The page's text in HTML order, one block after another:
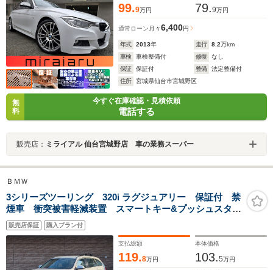
99.9万円 79.9万円
通常ローン 月々6,400円
年式 2013年 走行 8.2万km
車検
車検整備付 修復
なし
保証
保証付 整備
法定整備付
住所
宮城県仙台市宮城野区
無
料
今すぐ在庫確認・見積依頼
電話する
販売店： ミライアル 仙台宮城野店 車の業務スーパー
ＢＭＷ
3シリーズツーリング 320i ラグジュアリー 保証付 禁
煙車 衝突被害軽減装置 スマートキー&プッシュスター
ト LEDライト 黒革&シートヒーター 純正ナビ Bモ
ニター アダクティブクルーズコントロール レーンキ
ープアシスト ミラー内蔵ETC
販売店保証 購入プラン付
支払総額
119.8万円
本体価格
103.5万円